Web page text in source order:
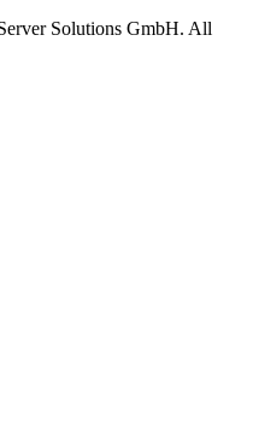
Solutions GmbH. All